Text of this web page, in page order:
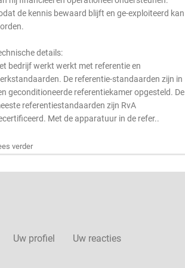
de kennis bewaard blijft en ge-exploiteerd kan
details:
bedrijf werkt werkt met referentie en
De referentie-standaarden zijn in
geconditioneerde referentiekamer opgesteld. De
referentiestandaarden zijn RvA
Met de apparatuur in de refer..
verder
Uw profiel Uw reacties